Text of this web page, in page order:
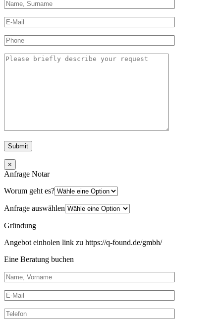
×
Anfrage Notar
Worum geht es?
Anfrage auswählen
Gründung
Angebot einholen link zu https://q-found.de/gmbh/
Eine Beratung buchen